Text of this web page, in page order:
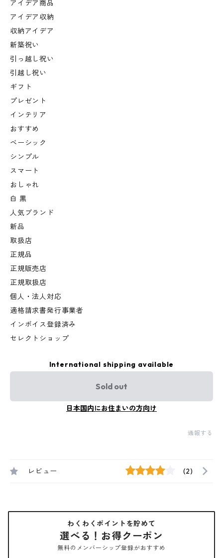
アイデア商品
アイデア収納
収納アイデア
新築祝い
引っ越し祝い
引越し祝い
ギフト
プレゼント
インテリア
おすすめ
ベーシック
シンプル
スマート
おしゃれ
白 黒
人気ブランド
新品
取扱店
正規品
正規販売店
正規取扱店
個人・法人対応
適格請求書発行事業者
インボイス登録済み
セレクトショップ
International shipping available
Sold out
日本国内にお住まいの方向け
通報する
レビュー (2)
わくわくポイントを貯めて
選べる！お得クーポン
無料のメンバーシップ登録がおすすめ